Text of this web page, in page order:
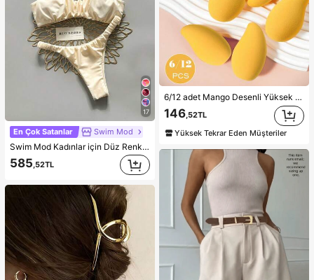
17
En Çok Satanlar Swim Mod
Swim Mod Kadınlar için Düz Renk, Büzgülü, Yüksek Kesimli, Seksi Bikini Takımı, İlkbahar/Yaz
585,52TL
6/12 adet Mango Desenli Yüksek Esneklikli Makyaj Süngeri - Lateks İçermeyen Malzeme, Yumuşak ve Cilt Dostu, Kusursuz Makyaj İçin Mükemmel, Uygun Fiyatlı, Makyaj, Oda Dekorasyonu, Makyaj Masası, Seyahat, Yatak Odası ve Daha Fazlası İçin Uygun, İdeal Makyaj Aksesuarı. Ürün Etiketleri: Makyaj Süngeri, Pudra Süngeri, Uygun Fiyatlı, Noel Hediyesi, Kozmetik, Makyaj Aletleri, Ucuz ve Kaliteli, Hediye, Kadın Hediyesi, Noel Hediyesi, Hediye Çekleri, Seyahat, Ucuz Eşyalar, Seyahat Gereçleri
146,52TL
Yüksek Tekrar Eden Müşteriler